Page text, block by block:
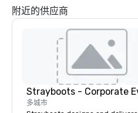
附近的供应商
多城市